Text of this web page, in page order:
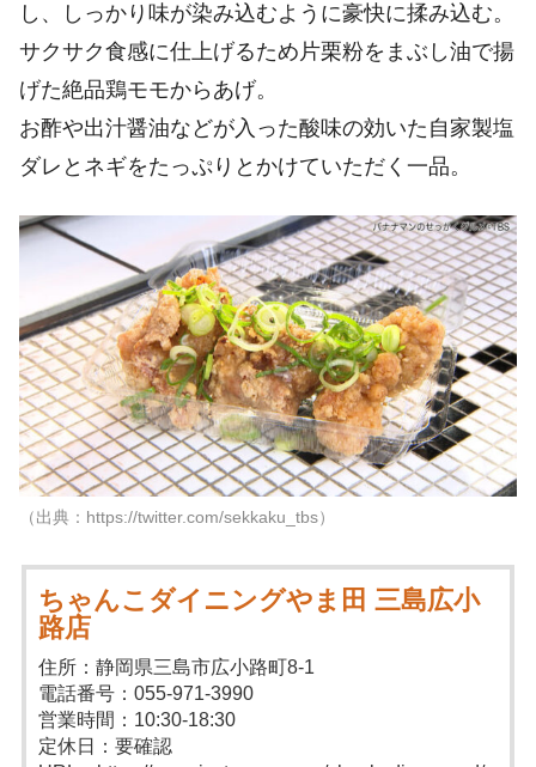
し、しっかり味が染み込むように豪快に揉み込む。
サクサク食感に仕上げるため片栗粉をまぶし油で揚
げた絶品鶏モモからあげ。
お酢や出汁醤油などが入った酸味の効いた自家製塩
ダレとネギをたっぷりとかけていただく一品。
（出典：https://twitter.com/sekkaku_tbs）
ちゃんこダイニングやま田 三島広小
路店
住所：静岡県三島市広小路町8-1
電話番号：055-971-3990
営業時間：10:30-18:30
定休日：要確認